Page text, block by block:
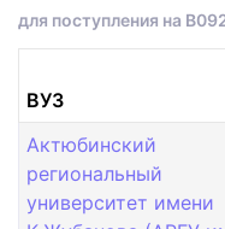
для поступления на
ВУЗ
Актюбинский
региональный
университет имени